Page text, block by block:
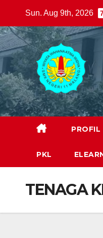
content
Sun. Aug 9th, 2026
PROFIL
PKL
TENAGA